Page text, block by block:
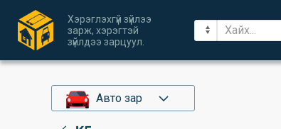
Хэрэглэхгүй зүйлээ
зарж, хэрэгтэй
зүйлдээ зарцуул.
Авто зар